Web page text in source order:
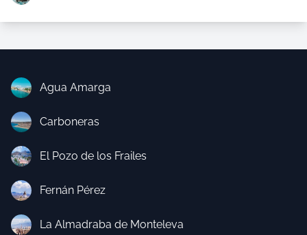
Agua Amarga
Carboneras
El Pozo de los Frailes
Fernán Pérez
La Almadraba de Monteleva